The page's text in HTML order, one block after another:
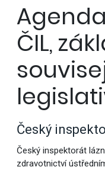
ČIL,
Český
Český inspektorát
zdravotnictví